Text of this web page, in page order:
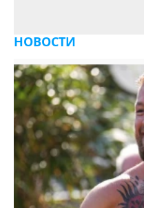
НОВОСТИ